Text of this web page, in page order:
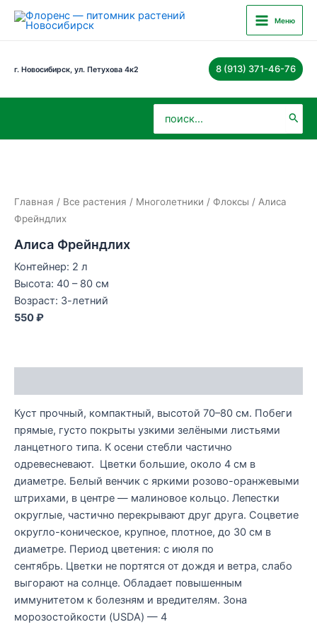
Перейти
Main
Menu
Меню
г. Новосибирск, ул. Петухова 4к2 8 (913) 371-46-76
Главная / Все растения / Многолетники / Флоксы / Алиса
Фрейндлих
Алиса Фрейндлих
Контейнер: 2 л
Высота: 40 – 80 см
Возраст: 3-летний
550 ₽
Куст прочный, компактный, высотой 70–80 см. Побеги
прямые, густо покрыты узкими зелёными листьями
ланцетного типа. К осени стебли частично
одревесневают. Цветки большие, около 4 см в
диаметре. Белый венчик с яркими розово-оранжевыми
штрихами, в центре — малиновое кольцо. Лепестки
округлые, частично перекрывают друг друга. Соцветие
округло-коническое, крупное, плотное, до 30 см в
диаметре. Период цветения: с июля по
сентябрь. Цветки не портятся от дождя и ветра, слабо
выгорают на солнце. Обладает повышенным
иммунитетом к болезням и вредителям. Зона
морозостойкости (USDA) — 4